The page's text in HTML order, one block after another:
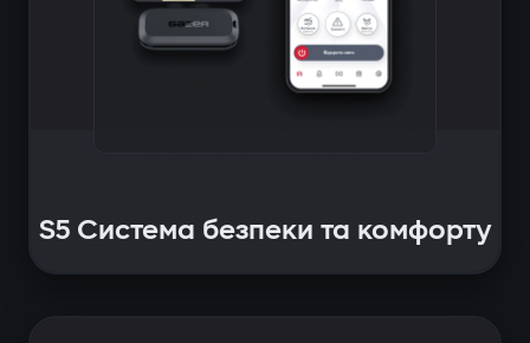
S5 Система безпеки та комфорту